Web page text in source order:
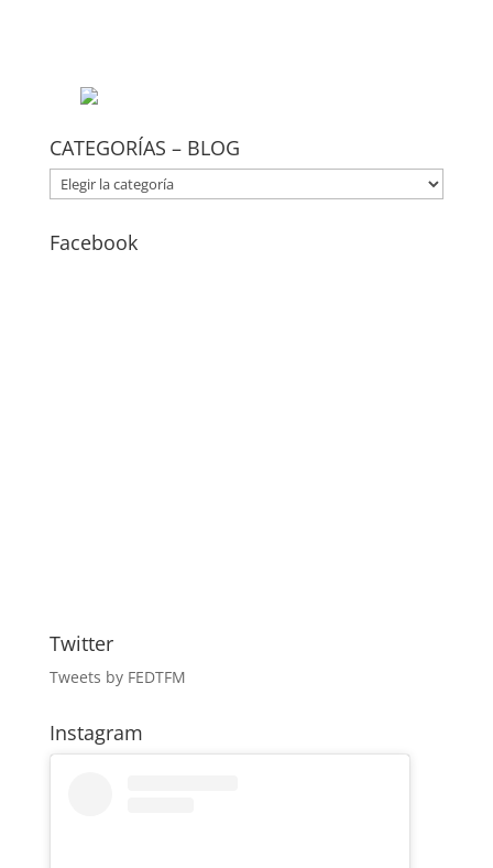
CATEGORÍAS – BLOG
CATEGORÍAS
–
Facebook
Twitter
Tweets by FEDTFM
Instagram